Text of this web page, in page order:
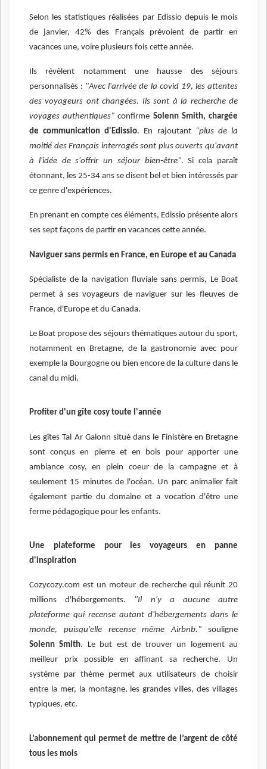
Selon les statistiques réalisées par Edissio depuis le mois
de janvier, 42% des Français prévoient de partir en
vacances une, voire plusieurs fois cette année.
Ils révèlent notamment une hausse des séjours
personnalisés : "Avec l'arrivée de la covid 19, les attentes
des voyageurs ont changées. Ils sont à la recherche de
voyages authentiques" confirme Solenn Smith, chargée
de communication d'Edissio. En rajoutant"plus de la
moitié des Français interrogés sont plus ouverts qu'avant
à l'idée de s'offrir un séjour bien-être". Si cela paraît
étonnant, les 25-34 ans se disent bel et bien intéressés par
ce genre d'expériences.
En prenant en compte ces éléments, Edissio présente alors
ses sept façons de partir en vacances cette année.
Naviguer sans permis en France, en Europe et au Canada
Spécialiste de la navigation fluviale sans permis, Le Boat
permet à ses voyageurs de naviguer sur les fleuves de
France, d'Europe et du Canada.
Le Boat propose des séjours thématiques autour du sport,
notamment en Bretagne, de la gastronomie avec pour
exemple la Bourgogne ou bien encore de la culture dans le
canal du midi.
Profiter d'un gîte cosy toute l'année
Les gîtes Tal Ar Galonn situé dans le Finistère en Bretagne
sont conçus en pierre et en bois pour apporter une
ambiance cosy, en plein coeur de la campagne et à
seulement 15 minutes de l'océan. Un parc animalier fait
également partie du domaine et a vocation d'être une
ferme pédagogique pour les enfants.
Une plateforme pour les voyageurs en panne
d'inspiration
Cozycozy.com est un moteur de recherche qui réunit 20
millions d'hébergements.
"Il n'y a aucune autre
plateforme qui recense autant d'hébergements dans le
monde, puisqu'elle recense même Airbnb." souligne
Solenn Smith. Le but est de trouver un logement au
meilleur prix possible en affinant sa recherche. Un
système par thème permet aux utilisateurs de choisir
entre la mer, la montagne, les grandes villes, des villages
typiques, etc.
L’abonnement qui permet de mettre de l’argent de côté
tous les mois